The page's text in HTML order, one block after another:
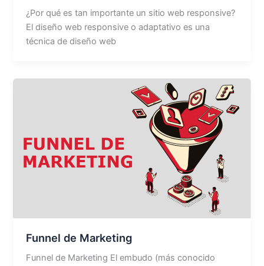
¿Por qué es tan importante un sitio web responsive?​
El diseño web responsive o adaptativo es una
técnica de diseño web
Funnel de Marketing
Funnel de Marketing El embudo (más conocido